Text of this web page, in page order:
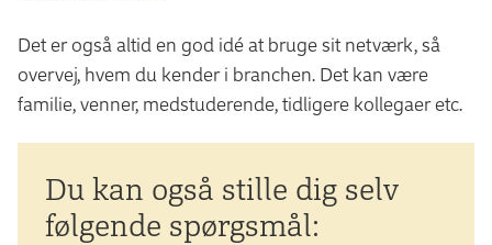
Det er også altid en god idé at bruge sit netværk, så
overvej, hvem du kender i branchen. Det kan være
familie, venner, medstuderende, tidligere kollegaer etc.
Du kan også stille dig selv
følgende spørgsmål: